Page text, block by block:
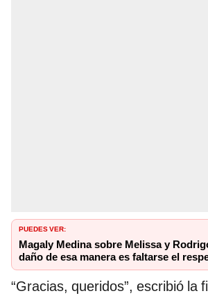
PUEDES VER:
Magaly Medina sobre Melissa y
daño de esa manera es faltarse el
“Gracias, queridos”, escribió la